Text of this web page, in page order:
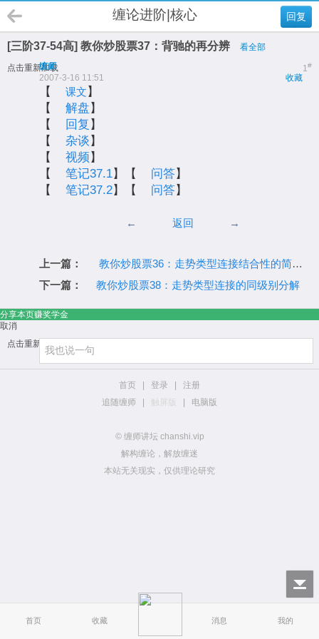
首页 收藏 消息 我的
回复
缠论进阶|核心
[三阶37-54高] 教你炒股票37：背驰的再分辨 看全部
点击重新加载 1#
缠师
收藏
2007-3-16 11:51
【 课文 】
【
解盘 】
【
回复 】
【
杂谈 】
【
视频 】
【
笔记37.1】【 问答】
【
笔记37.2】【 问答】
← 返回 →
上一篇：
教你炒股票36：走势类型连接结合性的简单运用
下一篇：
教你炒股票38：走势类型连接的同级别分解
分享本页赚奖学金
取消
点击重新加载
首页 登录
注册
追随缠师
触屏版 电脑版
© 缠师讲坛 chanshi.vip
解构缠论，解放缠迷
本站无关现实，仅供理论研究